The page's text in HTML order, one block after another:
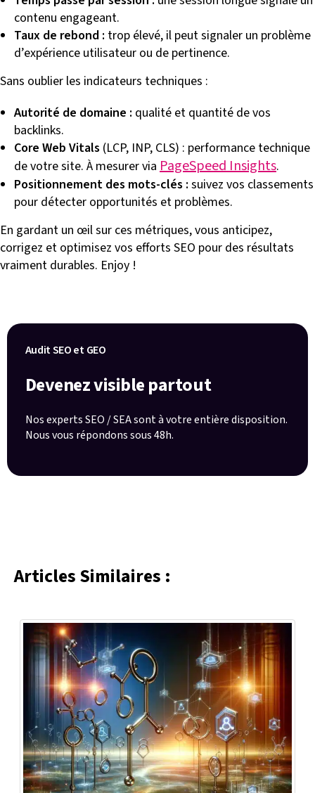
contenu engageant.
Taux de rebond : trop élevé, il peut signaler un problème
d’expérience utilisateur ou de pertinence.
Sans oublier les indicateurs techniques :
Autorité de domaine : qualité et quantité de vos
backlinks.
Core Web Vitals (LCP, INP, CLS) : performance technique
de votre site. À mesurer via PageSpeed Insights.
Positionnement des mots-clés : suivez vos classements
pour détecter opportunités et problèmes.
En gardant un œil sur ces métriques, vous anticipez,
corrigez et optimisez vos efforts SEO pour des résultats
vraiment durables. Enjoy !
Audit SEO et GEO
Devenez visible partout
Nos experts SEO / SEA sont à votre entière disposition.
Nous vous répondons sous 48h.
Articles Similaires :